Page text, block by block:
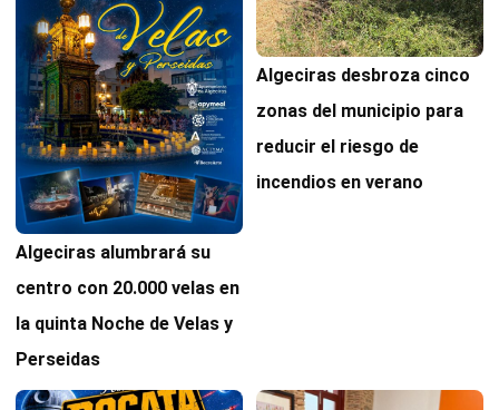
Algeciras alumbrará su
centro con 20.000 velas en
la quinta Noche de Velas y
Perseidas
Algeciras desbroza cinco
zonas del municipio para
reducir el riesgo de
incendios en verano